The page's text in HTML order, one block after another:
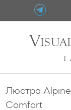
V
Люстра
Comfort